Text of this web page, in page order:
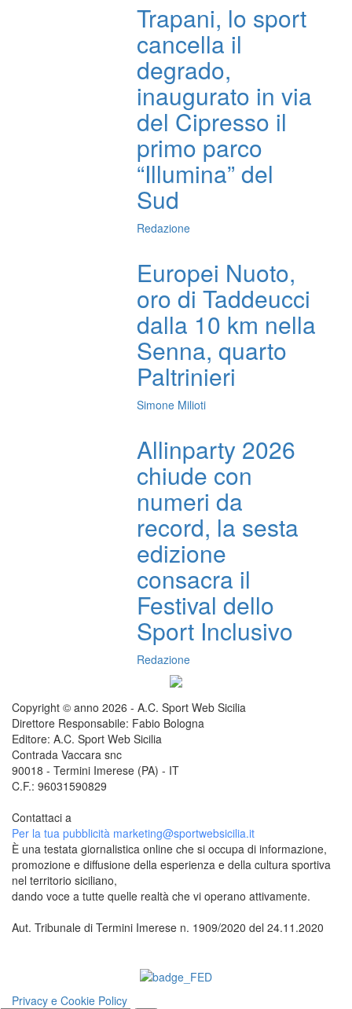
Trapani, lo sport
cancella il
degrado,
inaugurato in via
del Cipresso il
primo parco
“Illumina” del
Sud
Redazione
Europei Nuoto,
oro di Taddeucci
dalla 10 km nella
Senna, quarto
Paltrinieri
Simone Milioti
Allinparty 2026
chiude con
numeri da
record, la sesta
edizione
consacra il
Festival dello
Sport Inclusivo
Redazione
Copyright © anno 2026 - A.C. Sport Web Sicilia
Direttore Responsabile: Fabio Bologna
Editore: A.C. Sport Web Sicilia
Contrada Vaccara snc
90018 - Termini Imerese (PA) - IT
C.F.: 96031590829
Contattaci a
Per la tua pubblicità marketing@sportwebsicilia.it
È una testata giornalistica online che si occupa di informazione,
promozione e diffusione della esperienza e della cultura sportiva
nel territorio siciliano,
dando voce a tutte quelle realtà che vi operano attivamente.
Aut. Tribunale di Termini Imerese n. 1909/2020 del 24.11.2020
Privacy e Cookie Policy